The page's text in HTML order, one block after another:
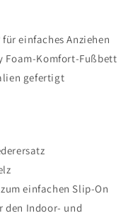
einfaches Anziehen
Foam-Komfort-Fußbett
gefertigt
einfachen Slip-On
den Indoor- und